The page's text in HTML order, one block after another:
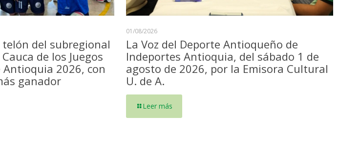
del subregional
de los Juegos
2026, con
ganador
01/08/2026
La Voz del Deporte Antioqueño de
Indeportes Antioquia, del sábado 1 de
agosto de 2026, por la Emisora Cultural
U. de A.
Leer más